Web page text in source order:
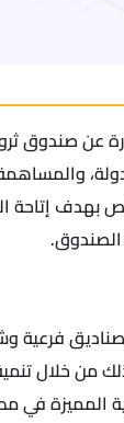
عن
إتاحة
فرعية
من خلال
المميزة في